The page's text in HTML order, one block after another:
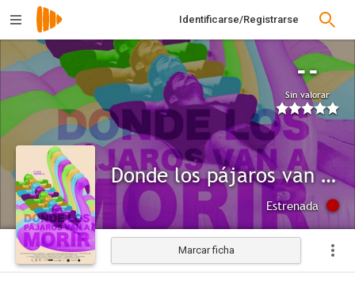
Identificarse/Registrarse
--
Sin valorar
Donde los pájaros van a morir
Estrenada
Marcar ficha